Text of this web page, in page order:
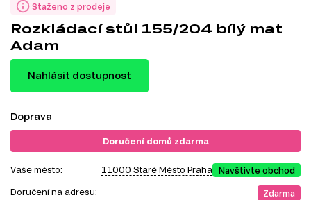
Staženo z prodeje
Rozkládací stůl 155/204 bílý mat
Adam
Nahlásit dostupnost
Doprava
Doručení domů zdarma
Vaše město: 11000 Staré Město Praha Navštivte obchod
Doručení na adresu:
Zdarma